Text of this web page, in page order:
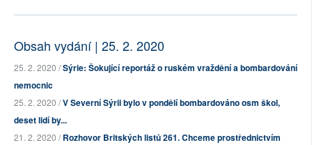
Obsah vydání | 25. 2. 2020
25. 2. 2020 /Sýrie: Šokující reportáž o ruském vraždění a bombardování
nemocnic
25. 2. 2020 /V Severní Sýrii bylo v pondělí bombardováno osm škol,
deset lidí by...
21. 2. 2020 /Rozhovor Britských listů 261. Chceme prostřednictvím